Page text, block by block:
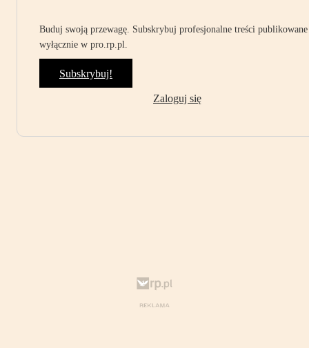
Buduj swoją przewagę. Subskrybuj profesjonalne treści publikowane
wyłącznie w pro.rp.pl.
Subskrybuj!
Zaloguj się